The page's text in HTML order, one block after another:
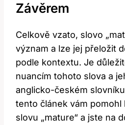
Závěrem
Celkově vzato, slovo
význam a lze jej přeložit
podle kontextu. Je
nuancím tohoto slova a
anglicko-českém
tento článek vám
slovu „mature“ a jste na